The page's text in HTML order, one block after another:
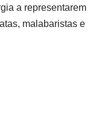
a representarem
malabaristas e